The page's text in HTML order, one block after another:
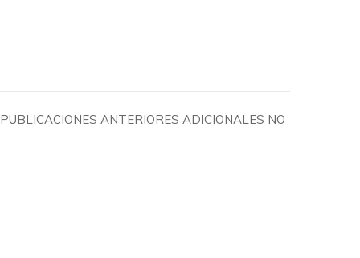
ANTERIORES ADICIONALES NO